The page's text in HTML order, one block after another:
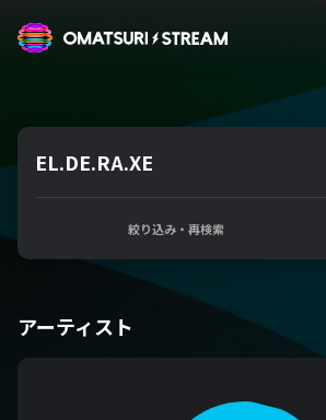
EL.DE.RA.XE
絞り込み・再検索
アーティスト